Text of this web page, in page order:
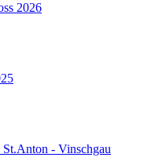
2026
- Vinschgau